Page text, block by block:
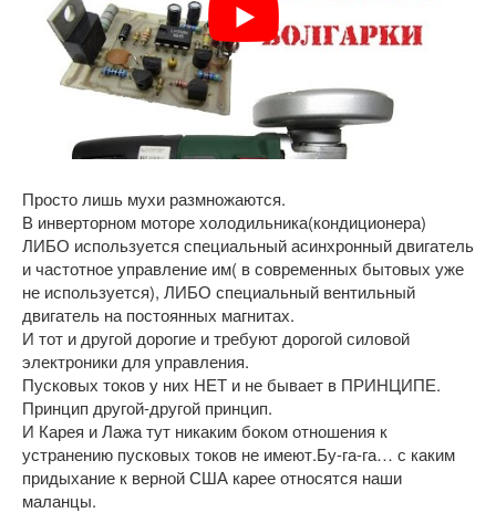
Просто лишь мухи размножаются.
В инверторном моторе холодильника(кондиционера)
ЛИБО используется специальный асинхронный двигатель
и частотное управление им( в современных бытовых уже
не используется), ЛИБО специальный вентильный
двигатель на постоянных магнитах.
И тот и другой дорогие и требуют дорогой силовой
электроники для управления.
Пусковых токов у них НЕТ и не бывает в ПРИНЦИПЕ.
Принцип другой-другой принцип.
И Карея и Лажа тут никаким боком отношения к
устранению пусковых токов не имеют.Бу-га-га… с каким
придыхание к верной США карее относятся наши
маланцы.